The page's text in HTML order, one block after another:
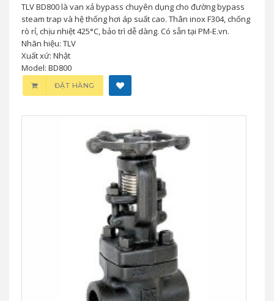
TLV BD800 là van xả bypass chuyên dụng cho đường bypass
steam trap và hệ thống hơi áp suất cao. Thân inox F304, chống
rò rỉ, chịu nhiệt 425°C, bảo trì dễ dàng. Có sẵn tại PM-E.vn.
Nhãn hiệu: TLV
Xuất xứ: Nhật
Model: BD800
ĐẶT HÀNG